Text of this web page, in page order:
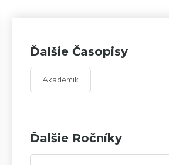
Ďalšie Časopisy
Akademik
Ďalšie Ročníky